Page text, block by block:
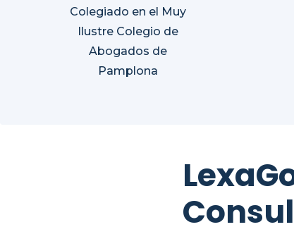
Colegiado en el Muy
Ilustre Colegio de
Abogados de
Pamplona